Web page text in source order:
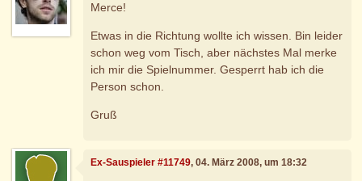
Merce!
Etwas in die Richtung wollte ich wissen. Bin leider
schon weg vom Tisch, aber nächstes Mal merke
ich mir die Spielnummer. Gesperrt hab ich die
Person schon.
Gruß
Ex-Sauspieler #11749, 04. März 2008, um 18:32